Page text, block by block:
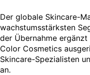
Der globale Skincare-
wachstumsstärksten
der Übernahme
Color Cosmetics
Skincare-Spezialisten
an.